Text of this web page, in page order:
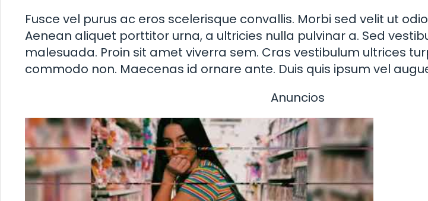
Fusce vel purus ac eros scelerisque convallis. Morbi sed velit ut
Aenean aliquet porttitor urna, a ultricies nulla pulvinar a. Sed
malesuada. Proin sit amet viverra sem. Cras vestibulum ultrices
commodo non. Maecenas id ornare ante. Duis quis ipsum vel
Anuncios